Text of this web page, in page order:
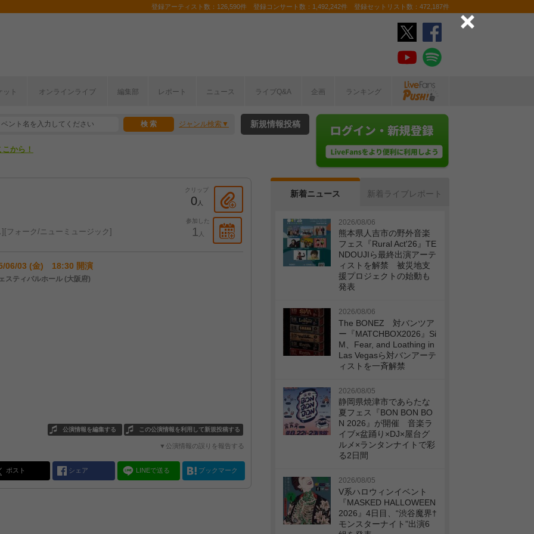
登録アーティスト数：126,590件 登録コンサート数：1,492,242件 登録セットリスト数：472,187件
ット オンラインライブ 編集部 レポート ニュース ライブQ&A 企画 ランキング
ジャンル検索
半期編発表！
から！
新規情報投稿
クリップ
0人
参加した
1 人
フォーク/ニューミュージック
06/03 (金) 18:30 開演
スティバルホール (大阪府)
この公演情報を利用して新規投稿する
公演情報を編集する
▼公演情報の誤りを報告する
ポスト シェア LINEで送る ブックマーク
新着ニュース 新着ライブレポート
2026/08/06
熊本県人吉市の野外音楽
フェス『Rural Act'26』TE
NDOUJIら最終出演アーテ
ィストを解禁 被災地支
援プロジェクトの始動も
発表
2026/08/06
The BONEZ 対バンツア
ー『MATCHBOX2026』Si
M、Fear, and Loathing in
Las Vegasら対バンアーテ
ィストを一斉解禁
2026/08/05
静岡県焼津市であらたな
夏フェス『BON BON BO
N 2026』が開催 音楽ラ
イブ×盆踊り×DJ×屋台グ
ルメ×ランタンナイトで彩
る2日間
2026/08/05
V系ハロウィンイベント
『MASKED HALLOWEEN
2026』4日目、“渋谷魔界†
モンスターナイト”出演6